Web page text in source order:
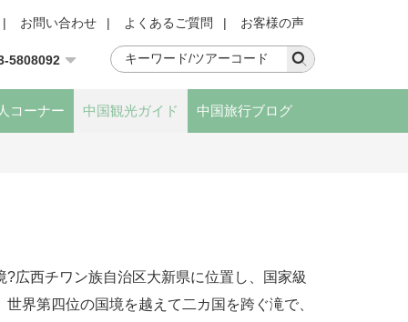
| お問い合わせ | よくあるご質問 | お客様の声
5808092
コーナー 中国観光ガイド 中国旅行ブログ
広西チワン族自治区大新県に位置し、国家級
界第四位の国境を越えて二カ国を跨ぐ滝で、